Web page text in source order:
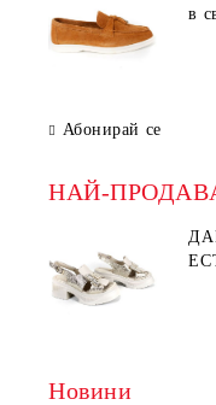
в
Абонирай се
НАЙ-
Новини